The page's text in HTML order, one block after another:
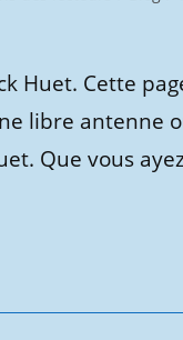
Huet. Cette
libre antenne
Que vous